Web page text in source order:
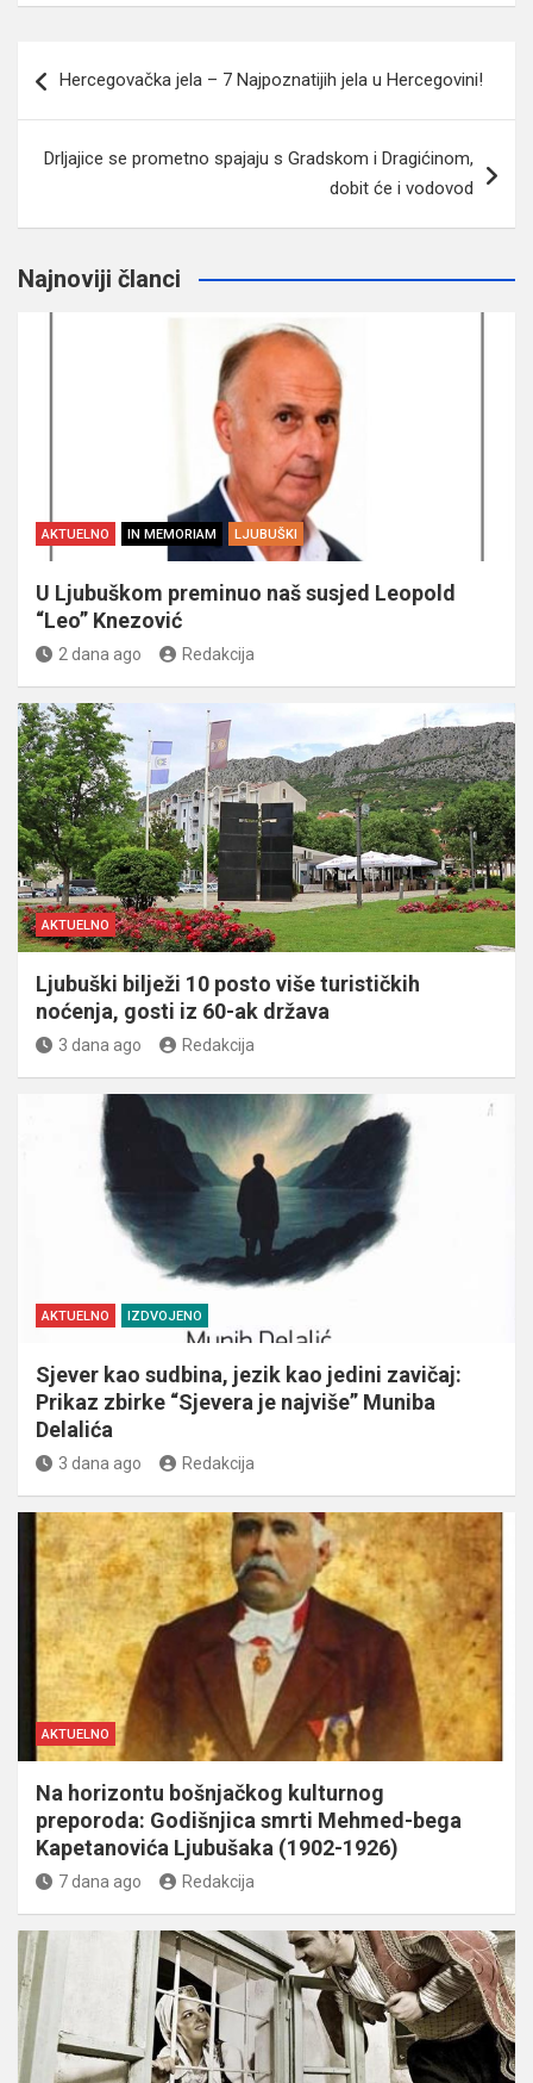
članaka
Hercegovačka jela – 7 Najpoznatijih jela u Hercegovini!
Drljajice se prometno spajaju s Gradskom i Dragićinom,
dobit će i vodovod
Najnoviji članci
AKTUELNO IN MEMORIAM LJUBUŠKI
U Ljubuškom preminuo naš susjed Leopold
“Leo” Knezović
2 dana ago Redakcija
AKTUELNO
Ljubuški bilježi 10 posto više turističkih
noćenja, gosti iz 60-ak država
3 dana ago Redakcija
AKTUELNO IZDVOJENO
Sjever kao sudbina, jezik kao jedini zavičaj:
Prikaz zbirke “Sjevera je najviše” Muniba
Delalića
3 dana ago Redakcija
AKTUELNO
Na horizontu bošnjačkog kulturnog
preporoda: Godišnjica smrti Mehmed-bega
Kapetanovića Ljubušaka (1902-1926)
7 dana ago Redakcija